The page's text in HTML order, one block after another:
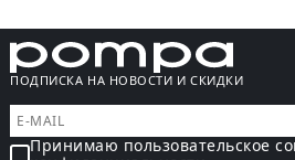
ПОДПИСКА НА НОВОСТИ И СКИДКИ
Принимаю пользовательское